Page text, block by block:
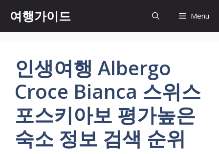
츠
여행가이드 Menu
인생여행 Albergo
Croce Bianca 스위스
포스키아보 평가높은
숙소 정보 검색 순위